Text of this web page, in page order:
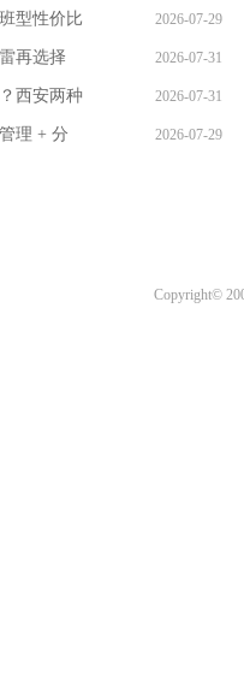
型性价比 2026-07-29
再选择 2026-07-31
西安两种 2026-07-31
理 + 分 2026-07-29
Copyright©